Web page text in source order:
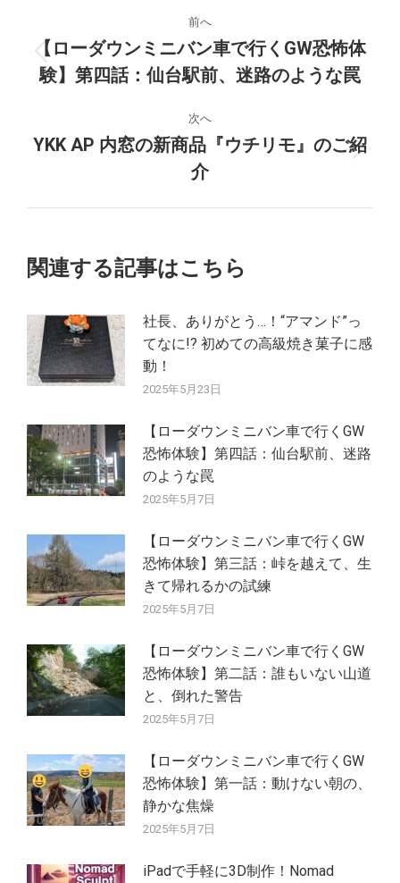
稿
ナ
ー
ョ
ン
前へ
前
の
稿:
【ローダウンミニバン車で行くGW恐怖体
験】第四話：仙台駅前、迷路のような罠
次へ
次
の
YKK AP 内窓の新商品『ウチリモ』のご紹
介
関連する記事はこちら
社長、ありがとう…！“アマンド”っ
てなに!? 初めての高級焼き菓子に感
動！
2025年5月23日
【ローダウンミニバン車で行くGW
恐怖体験】第四話：仙台駅前、迷路
のような罠
2025年5月7日
【ローダウンミニバン車で行くGW
恐怖体験】第三話：峠を越えて、生
きて帰れるかの試練
2025年5月7日
【ローダウンミニバン車で行くGW
恐怖体験】第二話：誰もいない山道
と、倒れた警告
2025年5月7日
【ローダウンミニバン車で行くGW
恐怖体験】第一話：動けない朝の、
静かな焦燥
2025年5月7日
iPadで手軽に3D制作！Nomad